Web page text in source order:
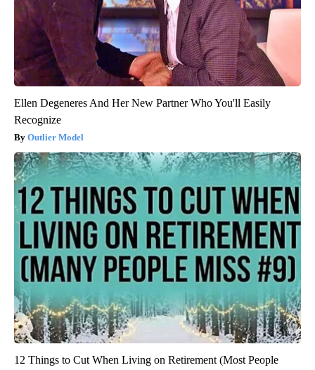
Ellen Degeneres And Her New Partner Who You'll Easily
Recognize
Outlier Model
12 Things to Cut When Living on Retirement (Most People